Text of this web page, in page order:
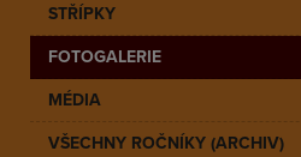
STŘÍPKY
FOTOGALERIE
MÉDIA
VŠECHNY ROČNÍKY (ARCHIV)